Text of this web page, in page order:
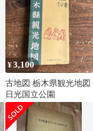
¥3,100
古地図 栃木県観光地図
日光国立公園